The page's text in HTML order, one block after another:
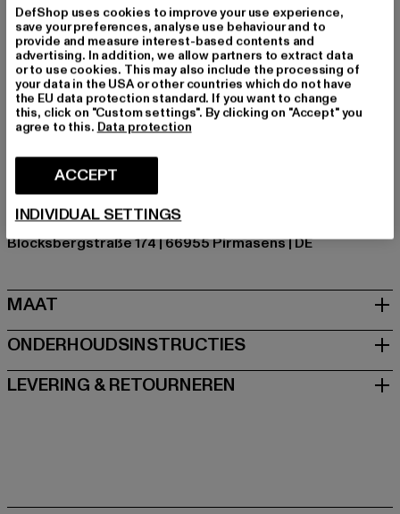
Merk: Tom Tailor
Kategori: Sneakers Low
Kleur: violet
Kleur fabrikant: flieder/yellow
Materiaal bovenkant: ander materiaal
Voering: ander materiaal
Art.Nr: 2670160001-23290
Fabrikant: Supremo Shoes & Boots GmbH |
info@supremo-shoes.de
Blocksbergstraße 174 | 66955 Pirmasens | DE
MAAT
ONDERHOUDSINSTRUCTIES
LEVERING & RETOURNEREN
DefShop uses cookies to improve your use experience,
save your preferences, analyse use behaviour and to
provide and measure interest-based contents and
advertising. In addition, we allow partners to extract data
or to use cookies. This may also include the processing of
your data in the USA or other countries which do not have
the EU data protection standard. If you want to change
this, click on "Custom settings". By clicking on "Accept" you
agree to this. Data protection
ACCEPT
INDIVIDUAL SETTINGS